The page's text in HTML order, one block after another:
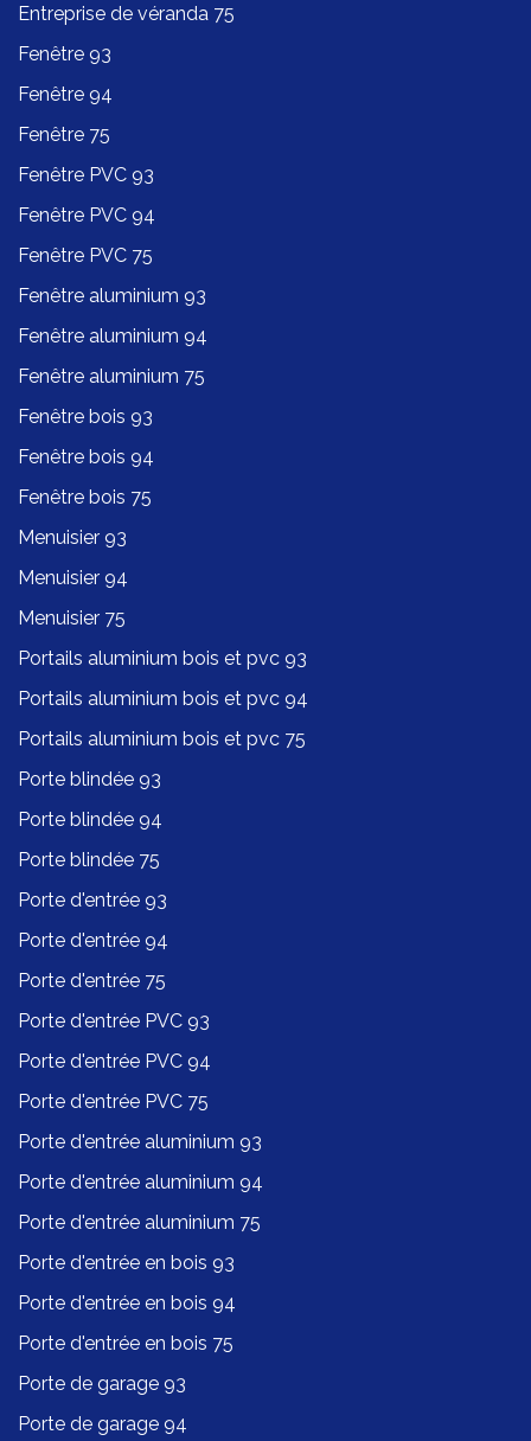
Entreprise de véranda 75
Fenêtre 93
Fenêtre 94
Fenêtre 75
Fenêtre PVC 93
Fenêtre PVC 94
Fenêtre PVC 75
Fenêtre aluminium 93
Fenêtre aluminium 94
Fenêtre aluminium 75
Fenêtre bois 93
Fenêtre bois 94
Fenêtre bois 75
Menuisier 93
Menuisier 94
Menuisier 75
Portails aluminium bois et pvc 93
Portails aluminium bois et pvc 94
Portails aluminium bois et pvc 75
Porte blindée 93
Porte blindée 94
Porte blindée 75
Porte d'entrée 93
Porte d'entrée 94
Porte d'entrée 75
Porte d'entrée PVC 93
Porte d'entrée PVC 94
Porte d'entrée PVC 75
Porte d'entrée aluminium 93
Porte d'entrée aluminium 94
Porte d'entrée aluminium 75
Porte d'entrée en bois 93
Porte d'entrée en bois 94
Porte d'entrée en bois 75
Porte de garage 93
Porte de garage 94